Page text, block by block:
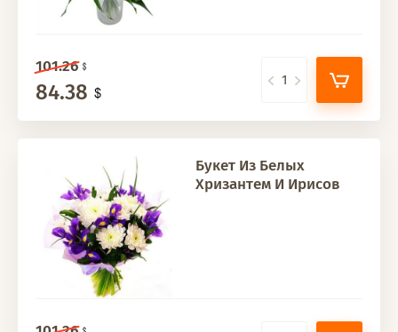
101.26
84.38
Букет Из Белых
Хризантем И Ирисов